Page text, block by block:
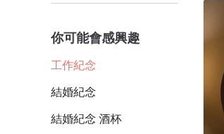
你可能會感興趣
工作紀念
結婚紀念
結婚紀念 酒杯